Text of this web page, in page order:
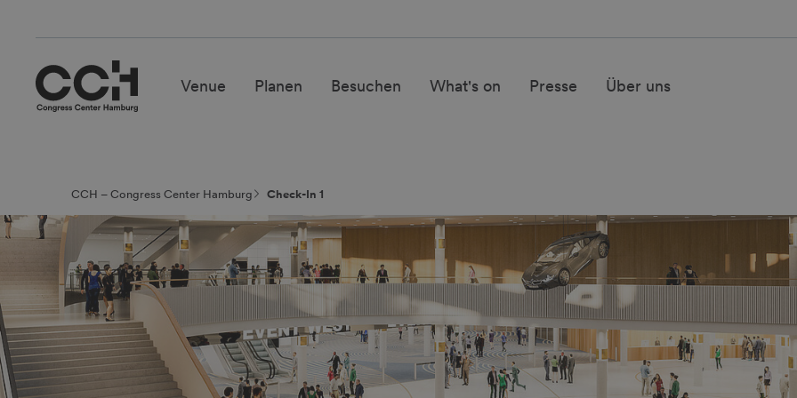
Venue Planen Besuchen What's on Presse Über uns
CCH – Congress Center Hamburg Check-In 1